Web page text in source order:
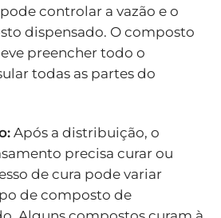
controlar a vazão e o
dispensado. O composto
preencher todo o
todas as partes do
Após a distribuição, o
precisa curar ou
de cura pode variar
de composto de